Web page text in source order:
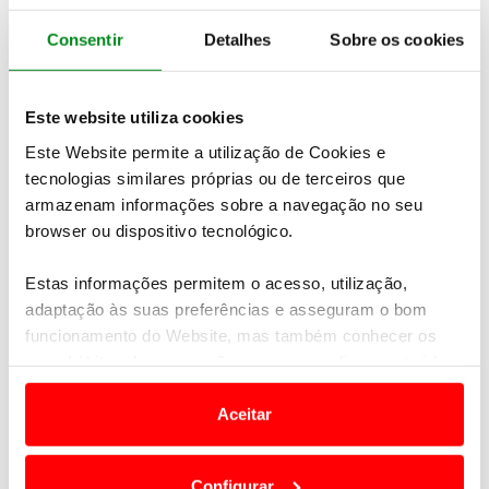
Consentir Detalhes Sobre os cookies
Este website utiliza cookies
Este Website permite a utilização de Cookies e
tecnologias similares próprias ou de terceiros que
armazenam informações sobre a navegação no seu
browser ou dispositivo tecnológico.
Estas informações permitem o acesso, utilização,
adaptação às suas preferências e asseguram o bom
funcionamento do Website, mas também conhecer os
e anúncios de modo a promover produtos e/ou serviços.
Em alguns casos, a utilização destas tecnologias
Aceitar
O projetoWelcome Sports Club, focado em jovens
refugiados, foi um dos marcos da sua trajetóriae
Avertente de empregabilidade, criada mais tarde,
resultou em dezenas de jovens já contratados
empresas como o El Corte Inglés e a
Teleperformance.